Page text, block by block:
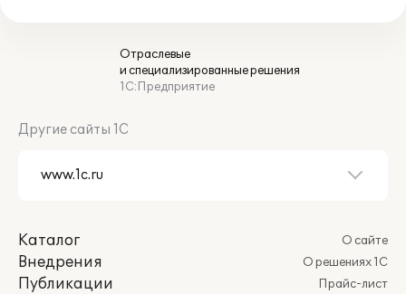
Отраслевые
и специализированные решения
1С:Предприятие
Другие сайты 1С
Каталог
Внедрения
Публикации
О сайте
О решениях 1С
Прайс-лист